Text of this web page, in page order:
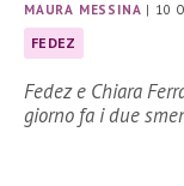
MAURA MESSINA | 10
FEDEZ
Fedez e Chiara
giorno fa i due